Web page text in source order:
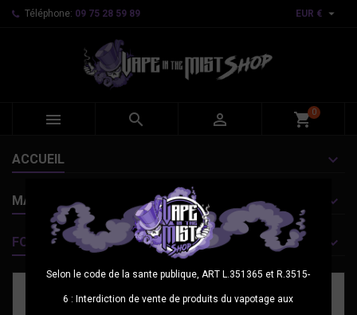
Selon le code de la sante publique, ART L.351365 et R.3515-
6 : Interdiction de vente de produits du vapotage aux
Téléphone: 09 75 28 59 89 EUR € 
   shopping_cart0
ACCUEIL
MARQUES
FOURNISSEURS